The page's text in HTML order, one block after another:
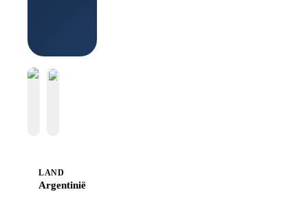
LAND
Argentinië